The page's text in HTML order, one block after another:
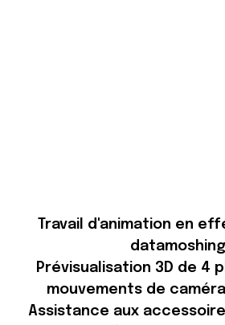
Travail d'animation en
Prévisualisation 3D de 4
mouvements de
Assistance aux